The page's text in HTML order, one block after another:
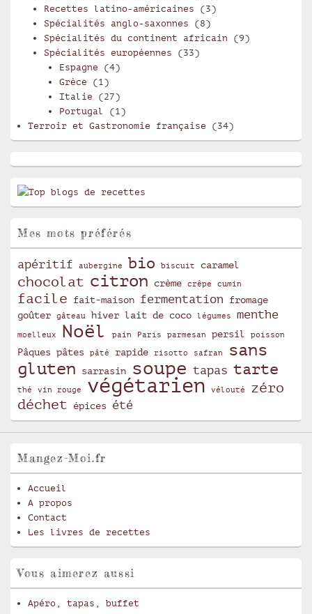
Recettes latino-américaines (3)
Spécialités anglo-saxonnes (8)
Spécialités du continent africain (9)
Spécialités européennes (33)
Espagne (4)
Grèce (1)
Italie (27)
Portugal
(1)
Terroir et Gastronomie française (34)
Mes mots préférés
apéritif aubergine bio biscuit caramel
chocolat citron crème crêpe cumin
facile fait-maison fermentation
fromage
goûter
gâteau hiver lait de coco légumes menthe
moelleux Noël pain Paris parmesan persil poisson
Pâques pâtes pâté rapide risotto safran
sans
gluten
sarrasin soupe tapas tarte
thé vin rouge végétarien vélouté
zéro
déchet
épices été
Mangez-Moi.fr
Accueil
A propos
Contact
Les livres de recettes
Vous aimerez aussi
Apéro, tapas, buffet